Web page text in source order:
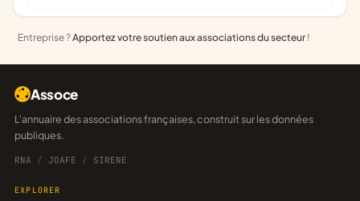
Entreprise ?Apportez votre soutien aux associations du secteur !
Assoce
L'annuaire des associations françaises, construit sur les données
publiques.
RNA / JOAFE / SIRENE
EXPLORER